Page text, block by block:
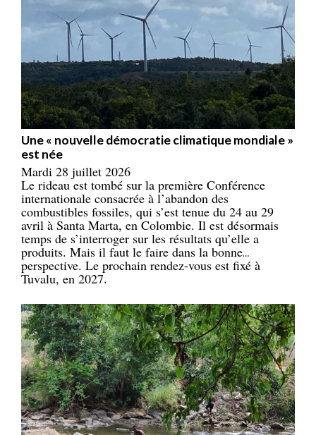
Une « nouvelle démocratie climatique mondiale »
est née
Mardi 28 juillet 2026
Le rideau est tombé sur la première Conférence
internationale consacrée à l’abandon des
combustibles fossiles, qui s’est tenue du 24 au 29
avril à Santa Marta, en Colombie. Il est désormais
temps de s’interroger sur les résultats qu’elle a
produits. Mais il faut le faire dans la bonne
perspective. Le prochain rendez-vous est fixé à
Tuvalu, en 2027.